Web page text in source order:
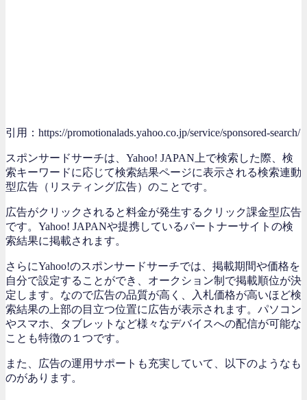
引用：https://promotionalads.yahoo.co.jp/service/sponsored-search/
スポンサードサーチは、Yahoo! JAPAN上で検索した際、検
索キーワードに応じて検索結果ページに表示される検索連動
型広告（リスティング広告）のことです。
広告がクリックされると料金が発生するクリック課金型広告
です。Yahoo! JAPANや提携しているパートナーサイトの検
索結果に掲載されます。
さらにYahoo!のスポンサードサーチでは、掲載期間や価格を
自分で設定することができ、オークション制で掲載順位が決
定します。なので広告の品質が高く、入札価格が高いほど検
索結果の上部の目立つ位置に広告が表示されます。パソコン
やスマホ、タブレットなど様々なデバイスへの配信が可能な
ことも特徴の１つです。
また、広告の運用サポートも充実していて、以下のようなも
のがあります。